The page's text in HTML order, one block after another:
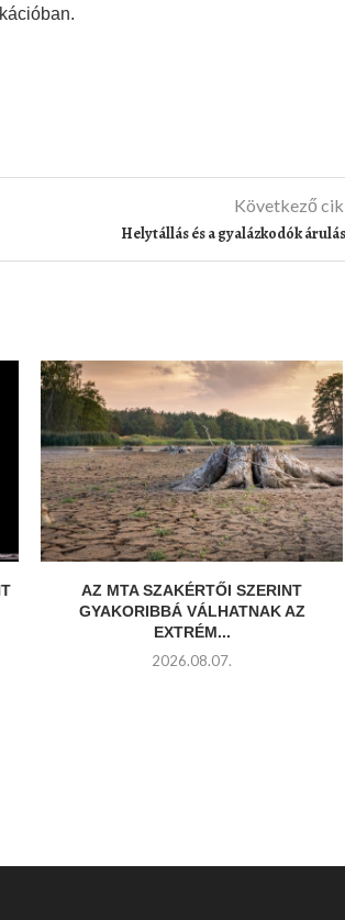
Következő
Helytállás és a gyalázkodók
AZ MTA SZAKÉRTŐI SZERINT
GYAKORIBBÁ VÁLHATNAK AZ
EXTRÉM...
2026.08.07.